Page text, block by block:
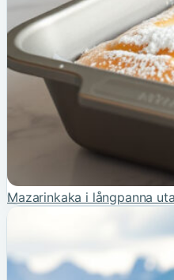
Mazarinkaka i långpanna